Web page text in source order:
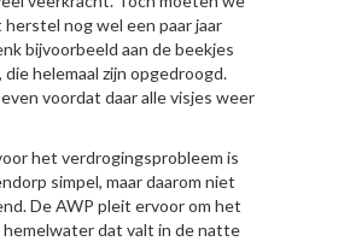
nog wel een paar jaar
bijvoorbeeld aan de beekjes
helemaal zijn opgedroogd.
voordat daar alle visjes weer
het verdrogingsprobleem is
simpel, maar daarom niet
De AWP pleit ervoor om het
dat valt in de natte